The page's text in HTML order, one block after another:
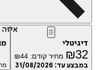
דיגיטלי
₪32 מחיר קודם: ₪44
במבצע עד: 31/08/2026